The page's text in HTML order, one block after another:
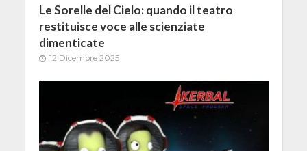
Le Sorelle del Cielo: quando il teatro
restituisce voce alle scienziate
dimenticate
12 Dicembre 2025